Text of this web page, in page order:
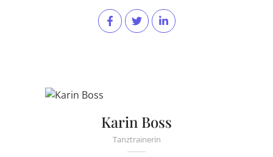
Karin Boss
Tanztrainerin